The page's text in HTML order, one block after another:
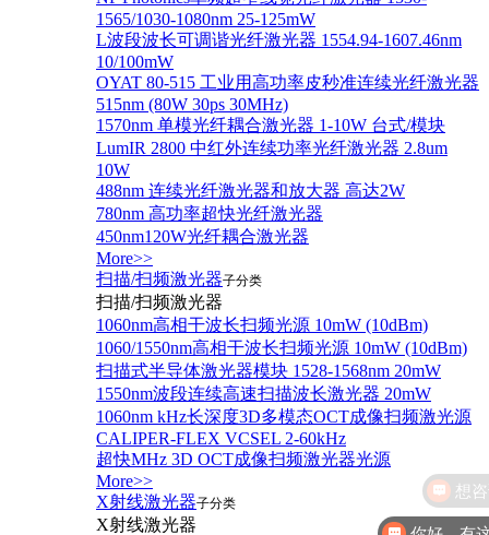
1565/1030-1080nm 25-125mW
L波段波长可调谐光纤激光器 1554.94-1607.46nm
10/100mW
OYAT 80-515 工业用高功率皮秒准连续光纤激光器
515nm (80W 30ps 30MHz)
1570nm 单模光纤耦合激光器 1-10W 台式/模块
LumIR 2800 中红外连续功率光纤激光器 2.8um
10W
488nm 连续光纤激光器和放大器 高达2W
780nm 高功率超快光纤激光器
450nm120W光纤耦合激光器
More>>
扫描/扫频激光器子分类
扫描/扫频激光器
1060nm高相干波长扫频光源 10mW (10dBm)
1060/1550nm高相干波长扫频光源 10mW (10dBm)
扫描式半导体激光器模块 1528-1568nm 20mW
1550nm波段连续高速扫描波长激光器 20mW
1060nm kHz长深度3D多模态OCT成像扫频激光源
CALIPER-FLEX VCSEL 2-60kHz
超快MHz 3D OCT成像扫频激光器光源
More>>
X射线激光器子分类
X射线激光器
你好，有